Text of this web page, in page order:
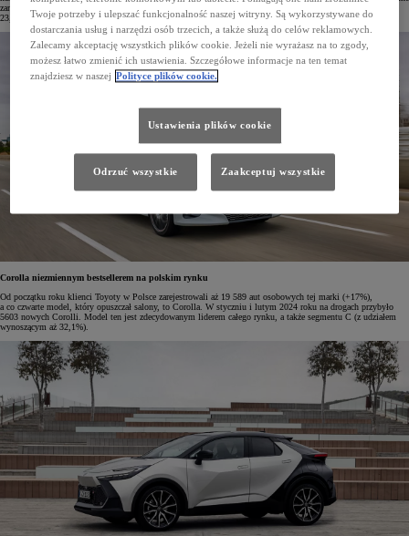
zarejestrowały 3701 egz. (+21%) – w tej części rynku marka dominuje z aż
23,2-procentowym udziałem.
Corolla niezmiennym bestsellerem na polskim rynku
Od początku roku klienci Toyoty w Polsce zarejestrowali aż 19 589 aut osobowych tej marki (+17%),
a co czwarte model, który opuszczał salony, to Corolla. W styczniu i lutym 2024 roku na drogach przybyło
5603 nowych Corolli. Model ten jest zdecydowanym liderem całego rynku, a także segmentu C (z udziałem
wynoszącym aż 32,1%).
Twoje potrzeby i ulepszać funkcjonalność naszej witryny. Są wykorzystywane do
dostarczania usług i narzędzi osób trzecich, a także służą do celów reklamowych.
Zalecamy akceptację wszystkich plików cookie. Jeżeli nie wyrażasz na to zgody,
możesz łatwo zmienić ich ustawienia. Szczegółowe informacje na ten temat
znajdziesz w naszej Polityce plików cookie.
Ustawienia plików cookie
Odrzuć wszystkie Zaakceptuj wszystkie